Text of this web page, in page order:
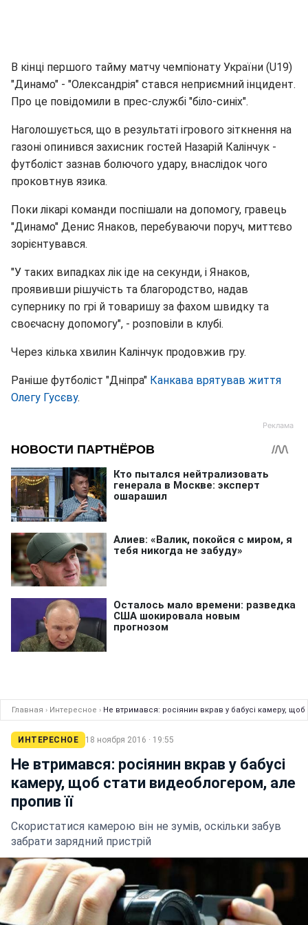
В кінці першого тайму матчу чемпіонату України (U19)
"Динамо" - "Олександрія" стався неприємний інцидент.
Про це повідомили в прес-службі "біло-синіх".
Наголошується, що в результаті ігрового зіткнення на
газоні опинився захисник гостей Назарій Калінчук -
футболіст зазнав болючого удару, внаслідок чого
проковтнув язика.
Поки лікарі команди поспішали на допомогу, гравець
"Динамо" Денис Янаков, перебуваючи поруч, миттєво
зорієнтувався.
"У таких випадках лік іде на секунди, і Янаков,
проявивши рішучість та благородство, надав
супернику по грі й товаришу за фахом швидку та
своєчасну допомогу", - розповіли в клубі.
Через кілька хвилин Калінчук продовжив гру.
Раніше футболіст "Дніпра" Канкава врятував життя
Олегу Гусєву.
Главная › Интересное › Не втримався: росіянин вкрав у бабусі камеру,
ИНТЕРЕСНОЕ 18 ноября 2016 · 19:55
Не втримався: росіянин вкрав у бабусі
камеру, щоб стати видеоблогером, але
пропив її
Скористатися камерою він не зумів, оскільки забув
забрати зарядний пристрій